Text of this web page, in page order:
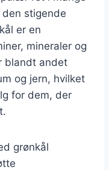
stigende
er en
mineraler og
blandt andet
og jern, hvilket
for dem, der
grønkål